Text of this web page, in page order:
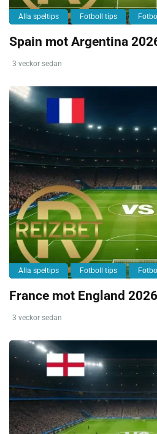
Alla speltips Fotboll tips
Spain mot Argentina
3 veckor sedan
Alla speltips Fotboll tips
France mot England
3 veckor sedan